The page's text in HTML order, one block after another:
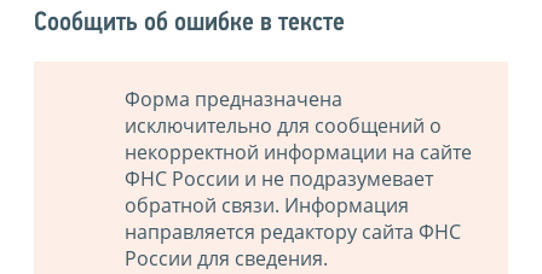
Сообщить об ошибке в тексте
Форма предназначена
исключительно для сообщений о
некорректной информации на сайте
ФНС России и не подразумевает
обратной связи. Информация
направляется редактору сайта ФНС
России для сведения.